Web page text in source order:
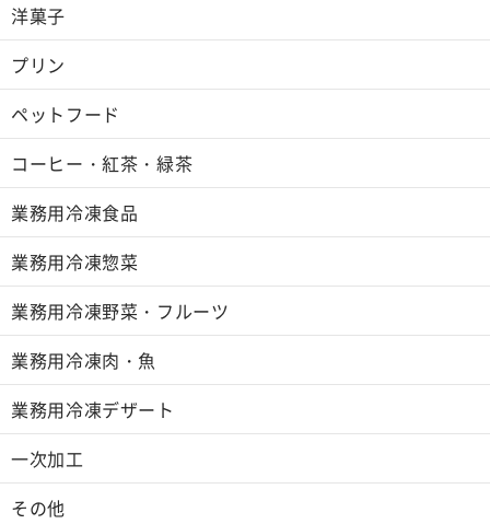
洋菓子
プリン
ペットフード
コーヒー・紅茶・緑茶
業務用冷凍食品
業務用冷凍惣菜
業務用冷凍野菜・フルーツ
業務用冷凍肉・魚
業務用冷凍デザート
一次加工
その他